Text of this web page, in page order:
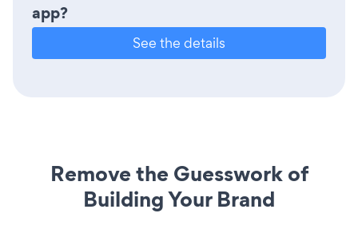
app?
See the details
Remove the Guesswork of
Building Your Brand